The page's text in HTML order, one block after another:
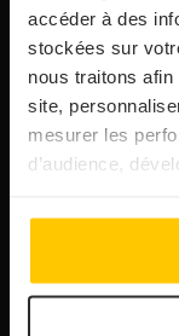
accéder à des
stockées sur
nous traitons
site,
mesurer les
d’audience,
Brasserie
Incendies :
pour les